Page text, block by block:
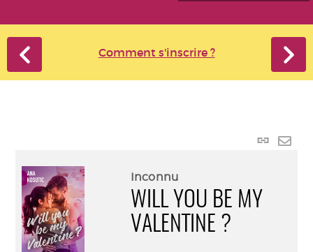
Comment s'inscrire ?
Lien
Inconnu
WILL YOU BE MY
VALENTINE ?